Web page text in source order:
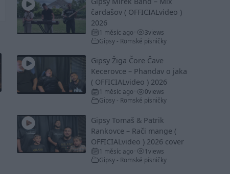
čardašov ( OFFICIALvideo )
2026
1 měsíc ago 3views
Gipsy - Romské písničky
Gipsy Žiga Čore Čave
Kecerovce – Phandav o jaka
( OFFICIALvideo ) 2026
1 měsíc ago 0views
Gipsy - Romské písničky
Gipsy Tomaš & Patrik
Rankovce – Rači mange (
OFFICIALvideo ) 2026 cover
1 měsíc ago 1views
Gipsy - Romské písničky